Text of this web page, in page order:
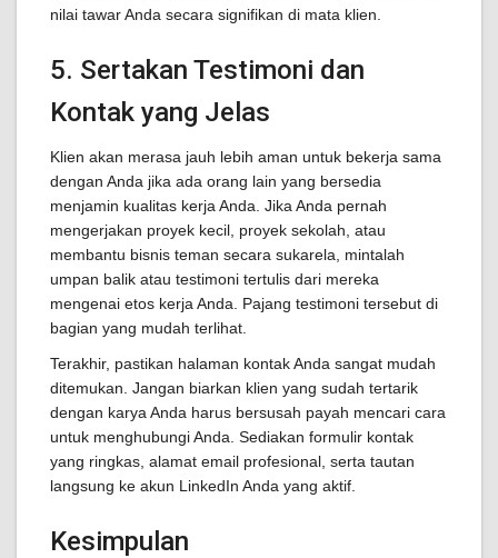
nilai tawar Anda secara signifikan di mata klien.
5. Sertakan Testimoni dan
Kontak yang Jelas
Klien akan merasa jauh lebih aman untuk bekerja sama
dengan Anda jika ada orang lain yang bersedia
menjamin kualitas kerja Anda. Jika Anda pernah
mengerjakan proyek kecil, proyek sekolah, atau
membantu bisnis teman secara sukarela, mintalah
umpan balik atau testimoni tertulis dari mereka
mengenai etos kerja Anda. Pajang testimoni tersebut di
bagian yang mudah terlihat.
Terakhir, pastikan halaman kontak Anda sangat mudah
ditemukan. Jangan biarkan klien yang sudah tertarik
dengan karya Anda harus bersusah payah mencari cara
untuk menghubungi Anda. Sediakan formulir kontak
yang ringkas, alamat email profesional, serta tautan
langsung ke akun LinkedIn Anda yang aktif.
Kesimpulan